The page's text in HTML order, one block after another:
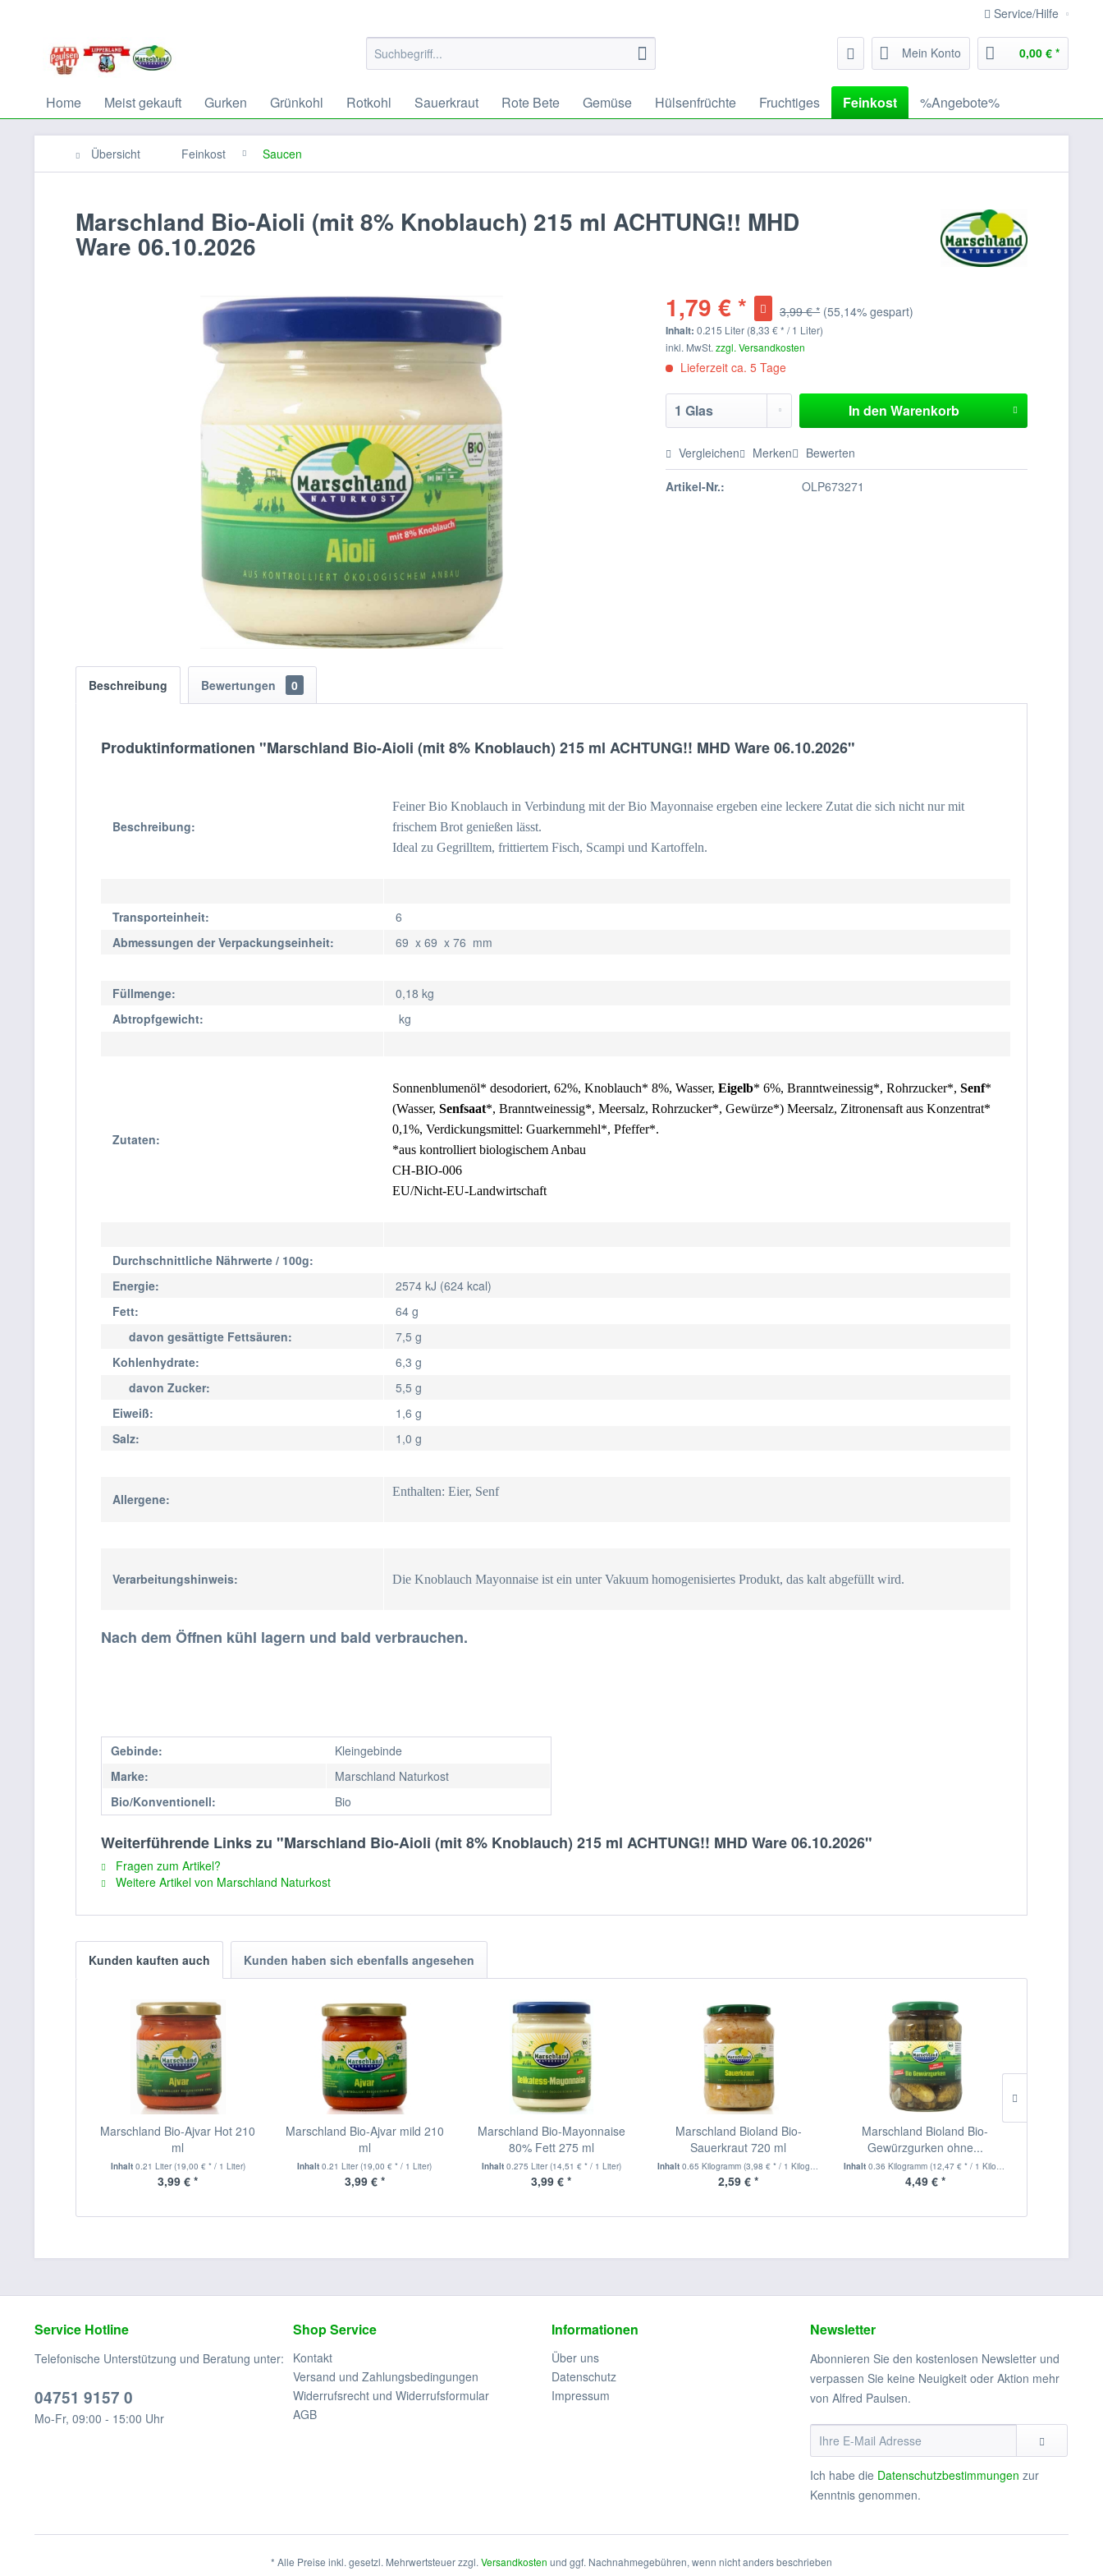
Service/Hilfe
Mein Konto 0,00 € *
Home Meist gekauft Gurken Grünkohl Rotkohl Sauerkraut Rote Bete Gemüse Hülsenfrüchte Fruchtiges Feinkost %Angebote%
Übersicht Feinkost Saucen
Marschland Bio-Aioli (mit 8% Knoblauch) 215 ml ACHTUNG!! MHD
Ware 06.10.2026
1,79 € *
3,99 € * (55,14% gespart)
Inhalt:0.215 Liter (8,33 € * / 1 Liter)
inkl. MwSt.zzgl. Versandkosten
Lieferzeit ca. 5 Tage
In den Warenkorb
Vergleichen Merken Bewerten
Artikel-Nr.: OLP673271
Beschreibung Bewertungen 0
Produktinformationen "Marschland Bio-Aioli (mit 8% Knoblauch) 215 ml ACHTUNG!! MHD Ware 06.10.2026"
Beschreibung:
Feiner Bio Knoblauch in Verbindung mit der Bio Mayonnaise ergeben eine leckere Zutat die sich nicht nur mit
frischem Brot genießen lässt.
Ideal zu Gegrilltem, frittiertem Fisch, Scampi und Kartoffeln.
Transporteinheit:
6
Abmessungen der Verpackungseinheit:
69 x 69 x 76 mm
Füllmenge:
0,18 kg
Abtropfgewicht:
kg
Zutaten:
Sonnenblumenöl* desodoriert, 62%, Knoblauch* 8%, Wasser, Eigelb* 6%, Branntweinessig*, Rohrzucker*, Senf*
(Wasser, Senfsaat*, Branntweinessig*, Meersalz, Rohrzucker*, Gewürze*) Meersalz, Zitronensaft aus Konzentrat*
0,1%, Verdickungsmittel: Guarkernmehl*, Pfeffer*.
*aus kontrolliert biologischem Anbau
CH-BIO-006
EU/Nicht-EU-Landwirtschaft
Durchschnittliche Nährwerte / 100g:
Energie:
2574 kJ (624 kcal)
Fett:
64 g
davon gesättigte Fettsäuren:
7,5 g
Kohlenhydrate:
6,3 g
davon Zucker:
5,5 g
Eiweiß:
1,6 g
Salz:
1,0 g
Allergene: Enthalten: Eier, Senf
Verarbeitungshinweis: Die Knoblauch Mayonnaise ist ein unter Vakuum homogenisiertes Produkt, das kalt abgefüllt wird.
Nach dem Öffnen kühl lagern und bald verbrauchen.
Gebinde:
Kleingebinde
Marke:
Marschland Naturkost
Bio/Konventionell:
Bio
Weiterführende Links zu "Marschland Bio-Aioli (mit 8% Knoblauch) 215 ml ACHTUNG!! MHD Ware 06.10.2026"
Fragen zum Artikel?
Weitere Artikel von Marschland Naturkost
Kunden kauften auch Kunden haben sich ebenfalls angesehen
Marschland Bio-Ajvar Hot 210
ml
Inhalt 0.21 Liter(19,00 € * / 1 Liter)
3,99 € *
Marschland Bio-Ajvar mild 210
ml
Inhalt0.21 Liter(19,00 € * / 1 Liter)
3,99 € *
Marschland Bio-Mayonnaise
80% Fett 275 ml
Inhalt 0.275 Liter(14,51 € * / 1 Liter)
3,99 € *
Marschland Bioland Bio-
Sauerkraut 720 ml
Inhalt 0.65 Kilogramm (3,98 € * / 1 Kilogramm)
2,59 € *
Marschland Bioland Bio-
Gewürzgurken ohne...
Inhalt0.36 Kilogramm(12,47 € * / 1 Kilogramm)
4,49 € *
Service Hotline
Telefonische Unterstützung und Beratung unter:
04751 9157 0
Mo-Fr, 09:00 - 15:00 Uhr
Shop Service
Kontakt
Versand und Zahlungsbedingungen
Widerrufsrecht und Widerrufsformular
AGB
Informationen
Über uns
Datenschutz
Impressum
Newsletter
Abonnieren Sie den kostenlosen Newsletter und
verpassen Sie keine Neuigkeit oder Aktion mehr
von Alfred Paulsen.
Ich habe die Datenschutzbestimmungen zur
Kenntnis genommen.
* Alle Preise inkl. gesetzl. Mehrwertsteuer zzgl. Versandkosten und ggf. Nachnahmegebühren, wenn nicht anders beschrieben